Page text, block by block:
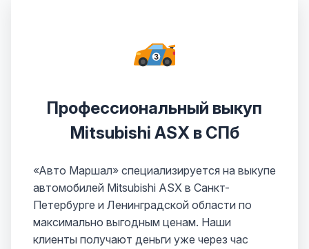
Профессиональный выкуп
Mitsubishi ASX в СПб
«Авто Маршал» специализируется на выкупе
автомобилей Mitsubishi ASX в Санкт-
Петербурге и Ленинградской области по
максимально выгодным ценам. Наши
клиенты получают деньги уже через час